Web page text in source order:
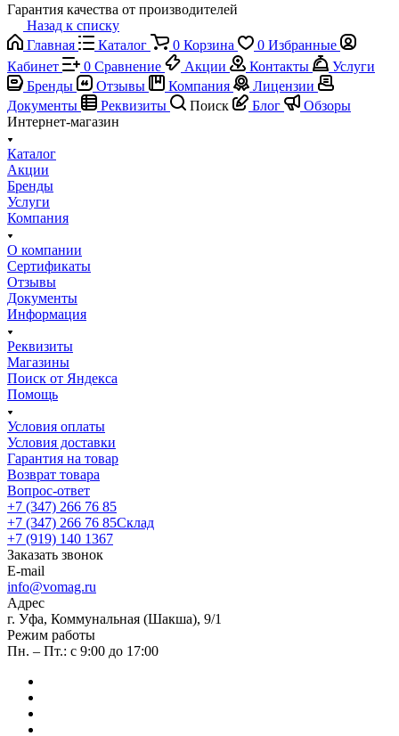
Гарантия качества от производителей
Назад к списку
Главная
Каталог 0 Корзина 0 Избранные
Кабинет
0 Сравнение Акции Контакты
Услуги
Бренды
Отзывы Компания
Лицензии
Документы
Реквизиты Поиск Блог
Обзоры
Интернет-магазин
Каталог
Акции
Бренды
Услуги
Компания
О компании
Сертификаты
Отзывы
Документы
Информация
Реквизиты
Магазины
Поиск от Яндекса
Помощь
Условия оплаты
Условия доставки
Гарантия на товар
Возврат товара
Вопрос-ответ
+7 (347) 266 76 85
+7 (347) 266 76 85Склад
+7 (919) 140 1367
Заказать звонок
E-mail
info@vomag.ru
Адрес
г. Уфа, Коммунальная (Шакша), 9/1
Режим работы
Пн. – Пт.: с 9:00 до 17:00